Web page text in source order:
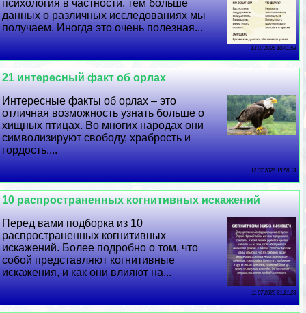
психология в частности, тем больше
данных о различных исследованиях мы
получаем. Иногда это очень полезная...
13 07 2026 10:41:58
21 интересный факт об орлах
Интересные факты об орлах – это
отличная возможность узнать больше о
хищных птицах. Во многих народах они
символизируют свободу, храбрость и
гордость....
12 07 2026 15:58:13
10 распространенных когнитивных искажений
Перед вами подборка из 10
распространенных когнитивных
искажений. Более подробно о том, что
собой представляют когнитивные
искажения, и как они влияют на...
11 07 2026 21:21:23